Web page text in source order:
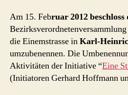
Am 15. Februar 2012 beschloss
die Einemstrasse inKarl-
umzubenennen. Die
Aktivitäten der Initiative “Eine
(Initiatoren Gerhard Hoffmann